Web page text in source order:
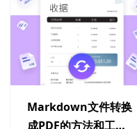
Markdown文件转换
成PDF的方法和工具